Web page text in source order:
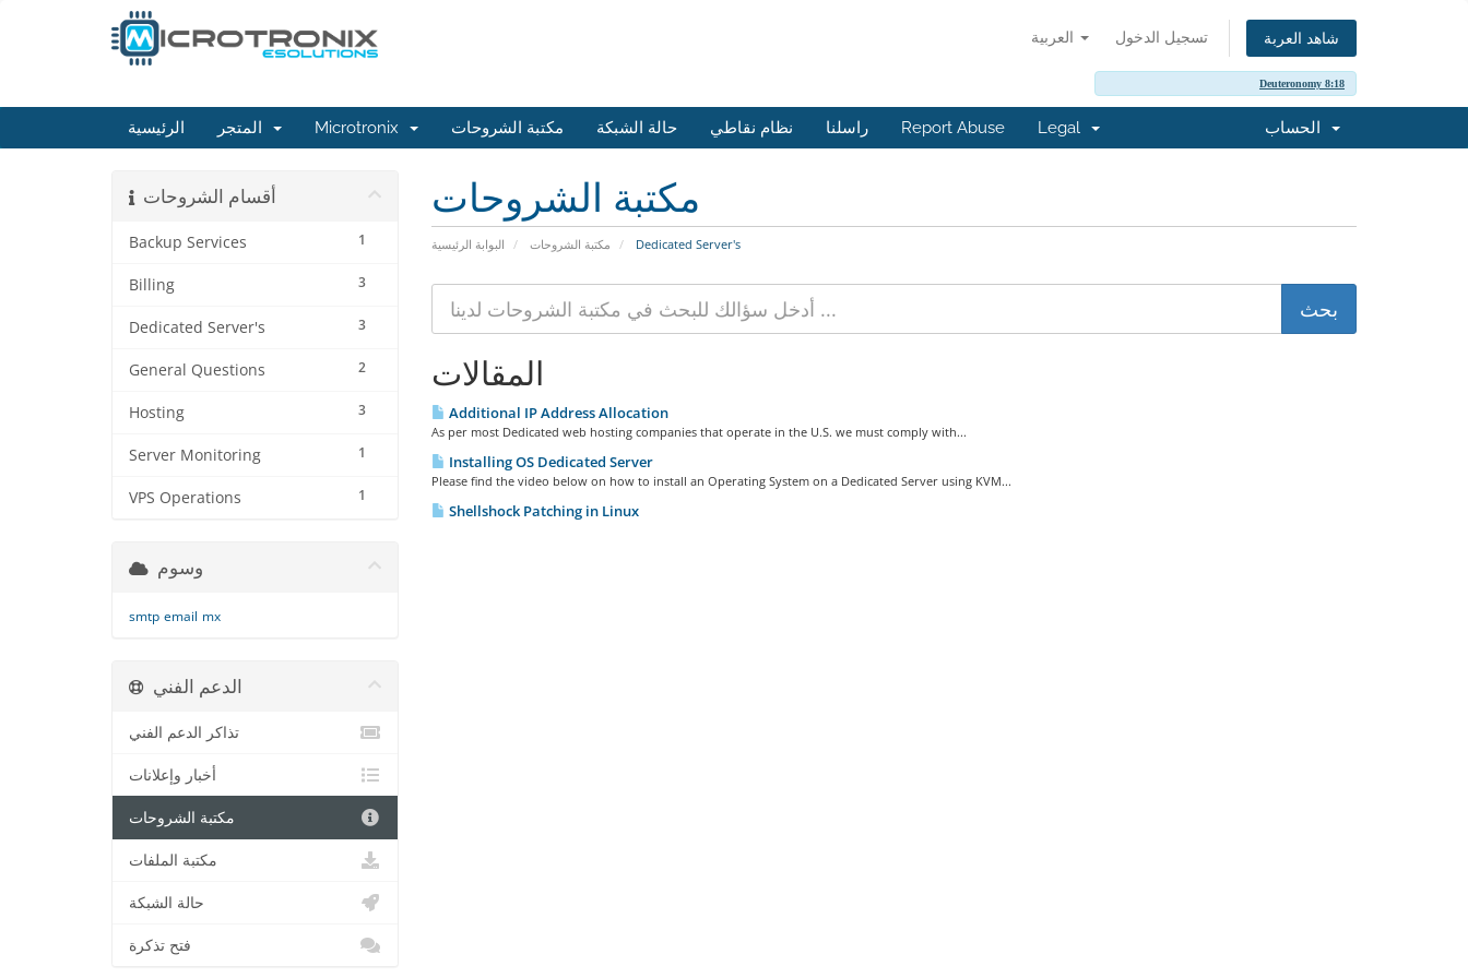
تسجيل الدخول شاهد العربة
Deuteronomy 8:18
الرئيسية Microtronix مكتبة الشروحات حالة الشبكة نظام نقاطي راسلنا Report Abuse Legal
مكتبة الشروحات
البوابة الرئيسية مكتبة الشروحات Dedicated Server's
أقسام الشروحات
1
Backup Services
3
Billing
3
Dedicated Server's
2
General Questions
3
Hosting
1
Server Monitoring
1
VPS Operations
المقالات
Additional IP Address Allocation
As per most Dedicated web hosting companies that operate in the U.S. we must comply with...
Installing OS Dedicated Server
Please find the video below on how to install an Operating System on a Dedicated Server using KVM...
Shellshock Patching in Linux
وسوم
smtp email mx
الدعم الفني
تذاكر الدعم الفني
أخبار وإعلانات
مكتبة الشروحات
مكتبة الملفات
حالة الشبكة
فتح تذكرة